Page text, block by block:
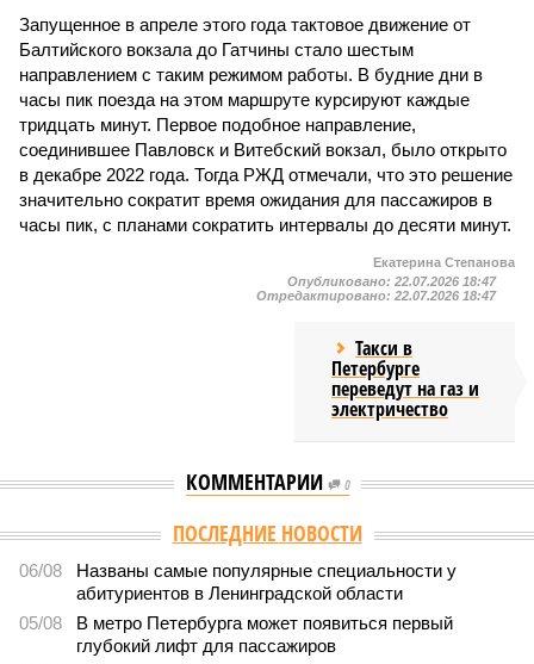
Запущенное в апреле этого года тактовое движение от
Балтийского вокзала до Гатчины стало шестым
направлением с таким режимом работы. В будние дни в
часы пик поезда на этом маршруте курсируют каждые
тридцать минут. Первое подобное направление,
соединившее Павловск и Витебский вокзал, было открыто
в декабре 2022 года. Тогда РЖД отмечали, что это решение
значительно сократит время ожидания для пассажиров в
часы пик, с планами сократить интервалы до десяти минут.
Екатерина Степанова
Опубликовано: 22.07.2026 18:47
Отредактировано: 22.07.2026 18:47
Такси в
Петербурге
переведут на газ и
электричество
КОММЕНТАРИИ 0
ПОСЛЕДНИЕ НОВОСТИ
06/08
Названы самые популярные специальности у
абитуриентов в Ленинградской области
05/08
В метро Петербурга может появиться первый
глубокий лифт для пассажиров